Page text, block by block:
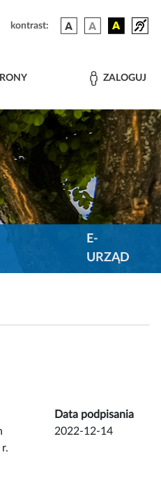
kontrast:
ZALOGUJ
E-
URZĄD
Data podpisania
2022-12-14